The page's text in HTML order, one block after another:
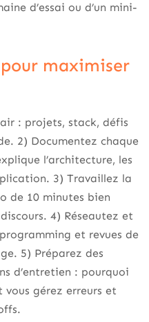
d’essai ou d’un mini-
maximiser
: projets, stack, défis
2) Documentez chaque
l’architecture, les
3) Travaillez la
de 10 minutes bien
4) Réseautez et
et revues de
5) Préparez des
d’entretien : pourquoi
gérez erreurs et